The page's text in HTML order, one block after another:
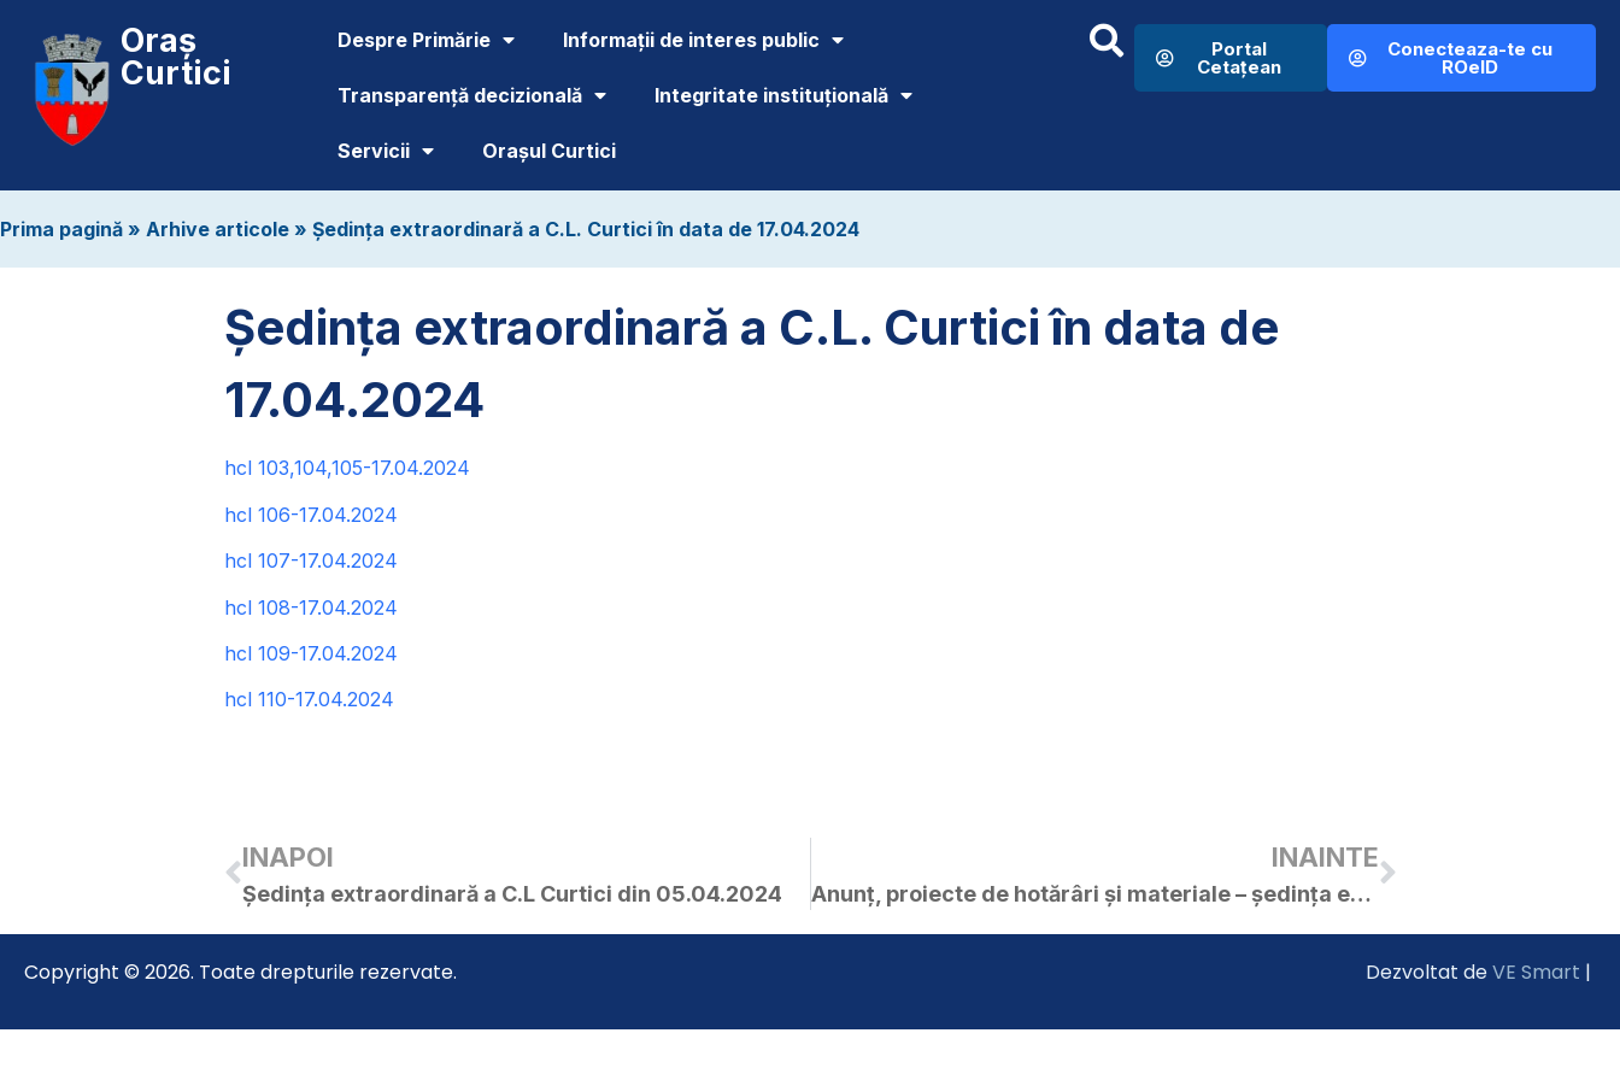
Oraș
Curtici
Despre Primărie Informații de interes public
Transparență decizională Integritate instituțională
Servicii Orașul Curtici
Portal
Cetațean
Conecteaza-te cu
ROeID
Prima pagină » Arhive articole » Ședința extraordinară a C.L. Curtici în data de 17.04.2024
Ședința extraordinară a C.L. Curtici în data de
17.04.2024
hcl 103,104,105-17.04.2024
hcl 106-17.04.2024
hcl 107-17.04.2024
hcl 108-17.04.2024
hcl 109-17.04.2024
hcl 110-17.04.2024
INAPOI
Ședința extraordinară a C.L Curtici din 05.04.2024
INAINTE
Anunț, proiecte de hotărâri și materiale – ședința extraordinară a C.L. Curtici în data de 27.04.2024
Copyright © 2026. Toate drepturile rezervate. Dezvoltat deVE Smart |